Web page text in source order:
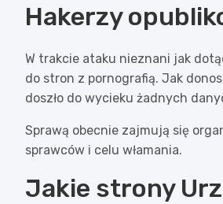
Hakerzy
W trakcie ataku nieznani jak
do stron z pornografią. Jak
doszło do wycieku żadnych
Sprawą obecnie zajmują się
sprawców i celu włamania.
Jakie strony